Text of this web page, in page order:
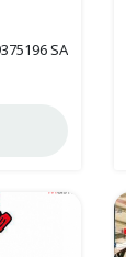
SA